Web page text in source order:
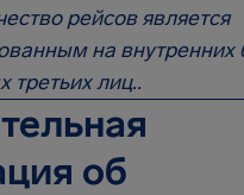
рейсов является
на внутренних
третьих лиц..
об